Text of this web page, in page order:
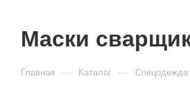
Маски
Главная — Каталог — Спецодежда